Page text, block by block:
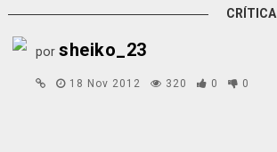
CRÍTICA
porsheiko_23
18 Nov 2012 320 0 0